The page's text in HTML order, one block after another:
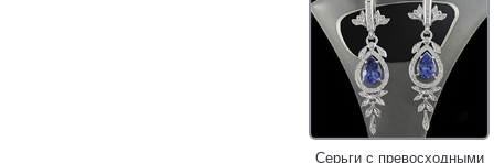
Серьги с превосходными